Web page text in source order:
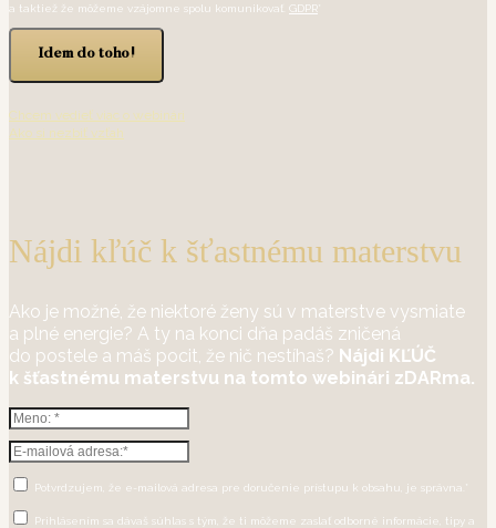
a taktiež že môžeme vzájomne spolu komunikovať. GDPR*
Idem do toho!
Chcem vedieť viac o webinári
Ako si nezbiť vzťah
Nájdi kľúč k šťastnému materstvu
Ako je možné, že niektoré ženy sú v materstve vysmiate
a plné energie? A ty na konci dňa padáš zničená
do postele a máš pocit, že nič nestíhaš? Nájdi KĽÚČ
k šťastnému materstvu na tomto webinári zDARma.
Potvrdzujem, že e-mailová adresa pre doručenie prístupu k obsahu, je správna.*
Prihlásením sa dávaš súhlas s tým, že ti môžeme zaslať odborné informácie, tipy a